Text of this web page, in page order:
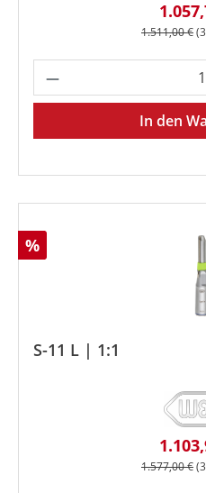
Regulärer
1.511,00 €
Produkt Anzahl:
In den
Rabatt
%
S-11 L | 1:1
Regulärer
1.577,00 €